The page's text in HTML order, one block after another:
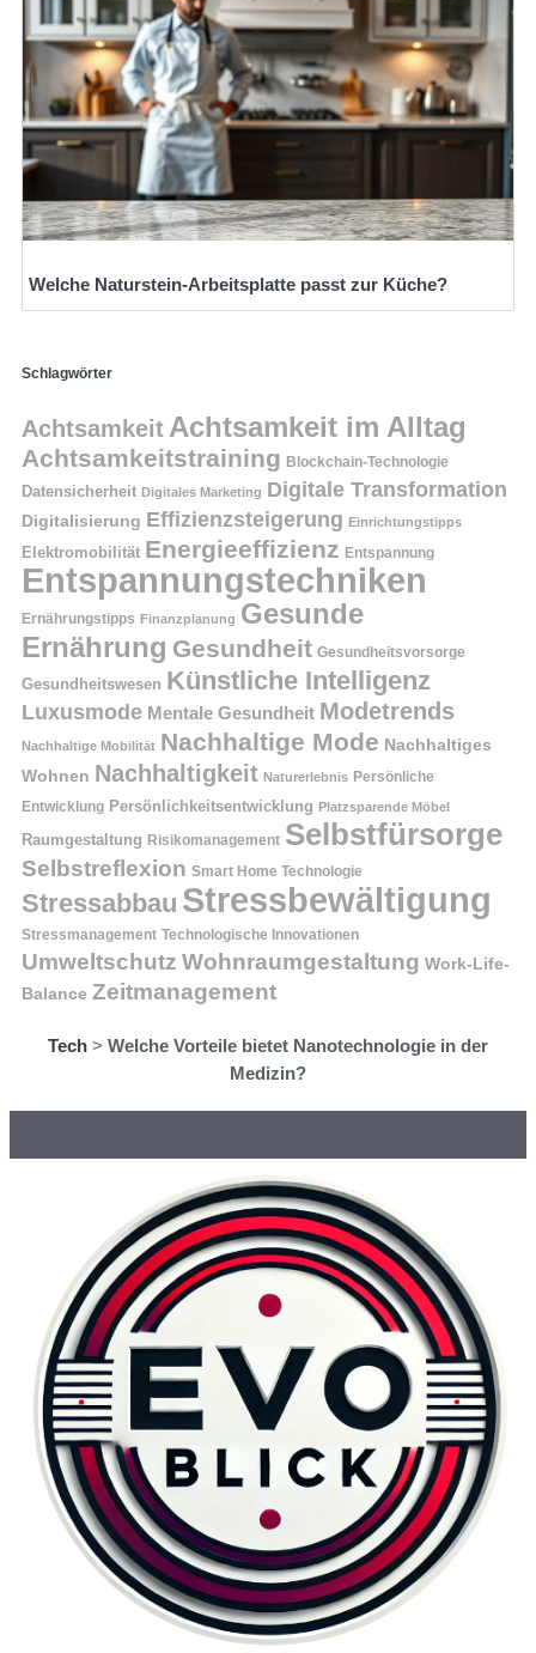
Welche Naturstein-Arbeitsplatte passt zur Küche?
Schlagwörter
Achtsamkeit Achtsamkeit im Alltag
Achtsamkeitstraining Blockchain-Technologie
Datensicherheit Digitales Marketing Digitale Transformation
Digitalisierung Effizienzsteigerung Einrichtungstipps
Elektromobilität Energieeffizienz Entspannung
Entspannungstechniken
Ernährungstipps Finanzplanung Gesunde
Ernährung Gesundheit Gesundheitsvorsorge
Gesundheitswesen Künstliche Intelligenz
Luxusmode Mentale Gesundheit Modetrends
Nachhaltige Mobilität Nachhaltige Mode Nachhaltiges
Wohnen Nachhaltigkeit Naturerlebnis Persönliche
Entwicklung Persönlichkeitsentwicklung Platzsparende Möbel
Raumgestaltung Risikomanagement Selbstfürsorge
Selbstreflexion Smart Home Technologie
Stressabbau Stressbewältigung
Stressmanagement Technologische Innovationen
Umweltschutz Wohnraumgestaltung Work-Life-
Balance Zeitmanagement
Tech > Welche Vorteile bietet Nanotechnologie in der
Medizin?